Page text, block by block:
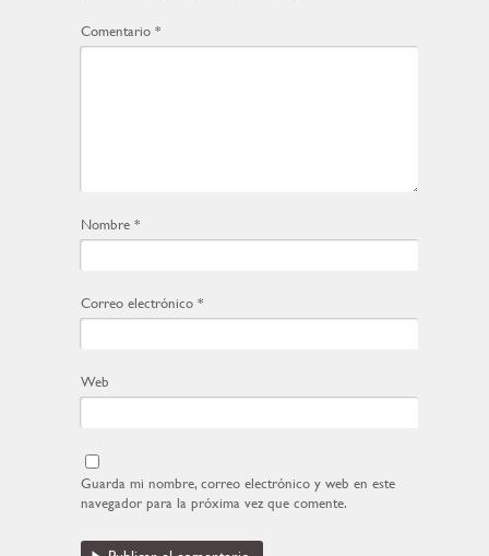
Comentario *
Nombre *
Correo electrónico *
Web
Guarda mi nombre, correo electrónico y web en este
navegador para la próxima vez que comente.